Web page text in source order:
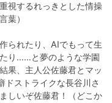
視するれっきとした情操
葉）
られたり、AIでもって生
り……と夢のような学園
果、主人公佐藤君とマッ
ストライクな長谷川さ
しいぞ佐藤君！（どこか